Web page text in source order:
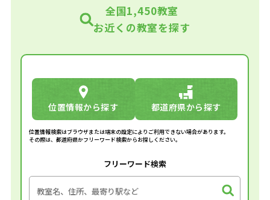
全国1,450教室
お近くの教室を探す
位置情報から探す 都道府県から探す
位置情報検索はブラウザまたは端末の設定によりご利用できない場合があります。
その際は、都道府県かフリーワード検索からお探しください。
フリーワード検索